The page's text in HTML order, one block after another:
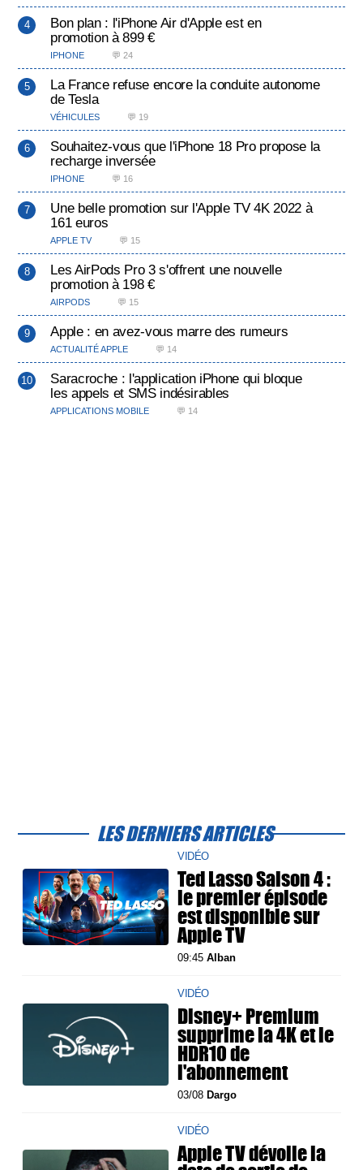
Bon plan : l'iPhone Air d'Apple est en
promotion à 899 €
IPHONE 💬 24
La France refuse encore la conduite autonome
de Tesla
VÉHICULES 💬 19
Souhaitez-vous que l'iPhone 18 Pro propose la
recharge inversée
IPHONE 💬 16
Une belle promotion sur l'Apple TV 4K 2022 à
161 euros
APPLE TV 💬 15
Les AirPods Pro 3 s'offrent une nouvelle
promotion à 198 €
AIRPODS 💬 15
Apple : en avez-vous marre des rumeurs
ACTUALITÉ APPLE 💬 14
Saracroche : l'application iPhone qui bloque
les appels et SMS indésirables
APPLICATIONS MOBILE 💬 14
LES DERNIERS ARTICLES
VIDÉO
Ted Lasso Saison 4 :
le premier épisode
est disponible sur
Apple TV
09:45Alban
VIDÉO
Disney+ Premium
supprime la 4K et le
HDR10 de
l'abonnement
03/08 Dargo
VIDÉO
Apple TV dévoile la